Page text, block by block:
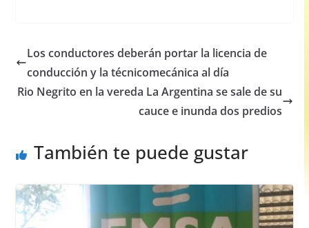
e
b
o
s
A
p
e
n
g
e
Los conductores deberán portar la licencia de
conducción y la técnicomecánica al día
Rio Negrito en la vereda La Argentina se sale de su
cauce e inunda dos predios
También te puede gustar